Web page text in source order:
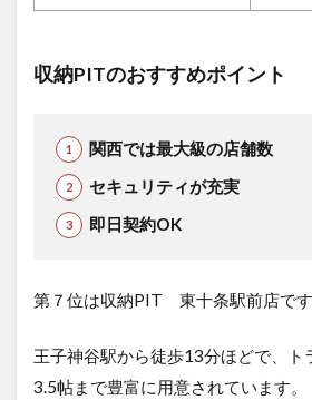
収納PITのおすすめポイント
関西では最大級の店舗数
セキュリティが充実
即日契約OK
第７位は収納PIT 東十条駅前店です
王子神谷駅から徒歩13分ほどで、ト
3.5帖まで豊富に用意されています。